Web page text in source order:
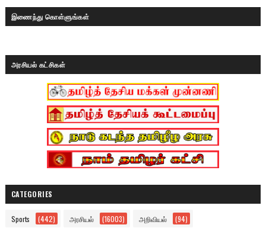
இணைந்து கொள்ளுங்கள்
அரசியல் கட்சிகள்
CATEGORIES
Sports (442) அரசியல் (16003) அறிவியல் (94)